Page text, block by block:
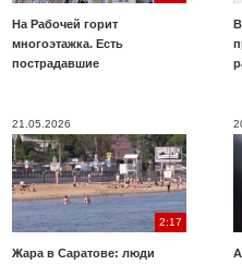
На Рабочей горит
многоэтажка. Есть
пострадавшие
21.05.2026
2:17
Жара в Саратове: люди